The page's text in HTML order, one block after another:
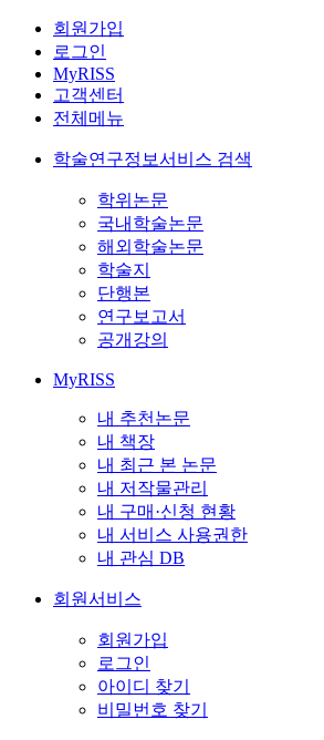
회원가입
로그인
MyRISS
고객센터
전체메뉴
학술연구정보서비스 검색
학위논문
국내학술논문
해외학술논문
학술지
단행본
연구보고서
공개강의
MyRISS
내 추천논문
내 책장
내 최근 본 논문
내 저작물관리
내 구매·신청 현황
내 서비스 사용권한
내 관심 DB
회원서비스
회원가입
로그인
아이디 찾기
비밀번호 찾기